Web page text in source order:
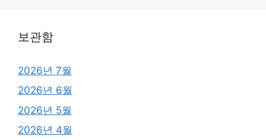
보관함
2026년 7월
2026년 6월
2026년 5월
2026년 4월